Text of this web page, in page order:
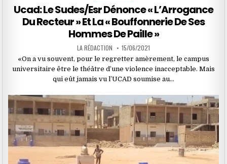
Ucad: Le Sudes/Esr Dénonce « L’Arrogance
Du Recteur » Et La « Bouffonnerie De Ses
Hommes De Paille »
LA RÉDACTION 15/06/2021
«On a vu souvent, pour le regretter amèrement, le campus
universitaire être le théâtre d’une violence inacceptable. Mais
qui eût jamais vu l’UCAD soumise au…